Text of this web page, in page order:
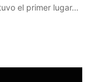
el primer lugar…